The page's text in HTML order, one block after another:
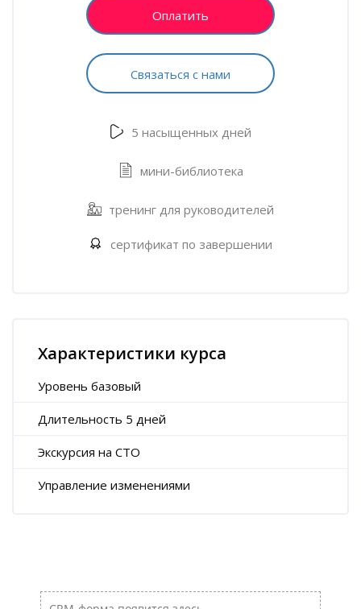
Оплатить
Связаться с нами
5 насыщенных дней
мини-библиотека
тренинг для руководителей
сертификат по завершении
Характеристики курса
Уровень базовый
Длительность 5 дней
Экскурсия на СТО
Управление изменениями